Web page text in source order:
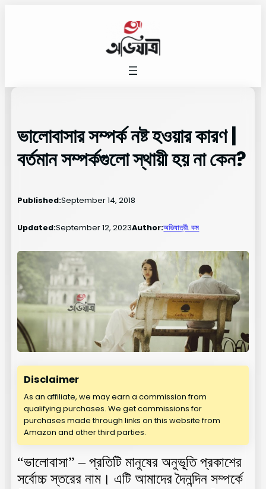
ভালোবাসার সম্পর্ক নষ্ট হওয়ার কারণ |
বর্তমান সম্পর্কগুলো স্থায়ী হয় না কেন?
Published:September 14, 2018
Updated:September 12, 2023Author:অভিযাত্রী. কম
Disclaimer
As an affiliate, we may earn a commission from
qualifying purchases. We get commissions for
purchases made through links on this website from
Amazon and other third parties.
“ভালোবাসা” – প্রতিটি মানুষের অনুভূতি প্রকাশের
সর্বোচ্চ স্তরের নাম। এটি আমাদের দৈনন্দিন সম্পর্কে